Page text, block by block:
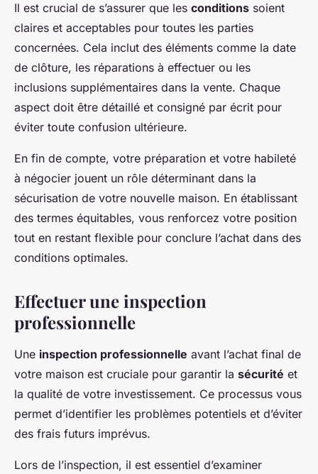
Il est crucial de s’assurer que les conditions soient
claires et acceptables pour toutes les parties
concernées. Cela inclut des éléments comme la date
de clôture, les réparations à effectuer ou les
inclusions supplémentaires dans la vente. Chaque
aspect doit être détaillé et consigné par écrit pour
éviter toute confusion ultérieure.
En fin de compte, votre préparation et votre habileté
à négocier jouent un rôle déterminant dans la
sécurisation de votre nouvelle maison. En établissant
des termes équitables, vous renforcez votre position
tout en restant flexible pour conclure l’achat dans des
conditions optimales.
Effectuer une inspection
professionnelle
Une inspection professionnelle avant l’achat final de
votre maison est cruciale pour garantir la sécurité et
la qualité de votre investissement. Ce processus vous
permet d’identifier les problèmes potentiels et d’éviter
des frais futurs imprévus.
Lors de l’inspection, il est essentiel d’examiner